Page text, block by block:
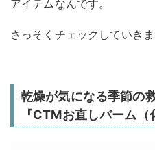
アイテムなんです。
さっそくチェックしていきま
乾燥が気になる季節の
『CTMお直しバーム（